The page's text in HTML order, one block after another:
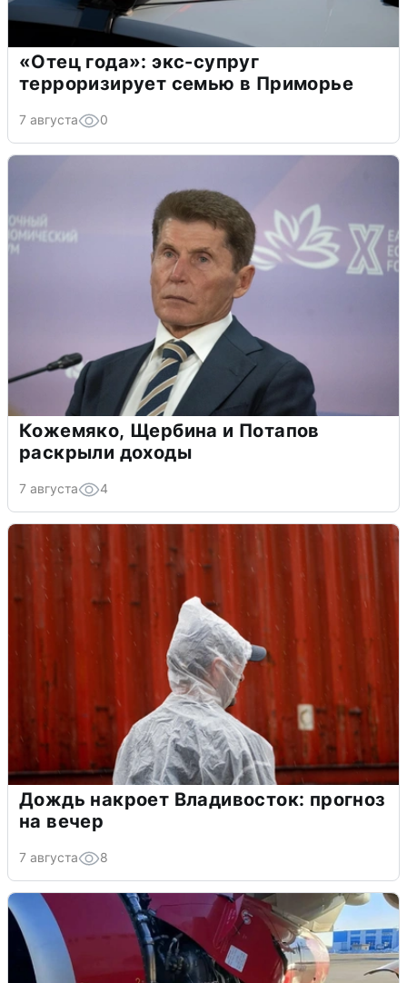
«Отец года»: экс-супруг
терроризирует семью в Приморье
7 августа 0
Кожемяко, Щербина и Потапов
раскрыли доходы
7 августа 4
Дождь накроет Владивосток: прогноз
на вечер
7 августа 8